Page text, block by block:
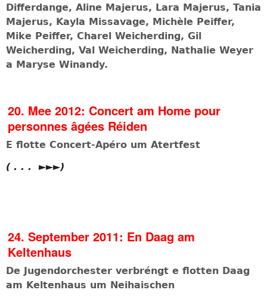
Differdange, Aline Majerus, Lara Majerus, Tania
Majerus, Kayla Missavage, Michèle Peiffer,
Mike Peiffer, Charel Weicherding, Gil
Weicherding, Val Weicherding, Nathalie Weyer
a Maryse Winandy.
20. Mee 2012: Concert am Home pour
personnes âgées Réiden
E flotte Concert-Apéro um Atertfest
( . . . ►►►)
24. September 2011: En Daag am
Keltenhaus
De Jugendorchester verbréngt e flotten Daag
am Keltenhaus um Neihaischen